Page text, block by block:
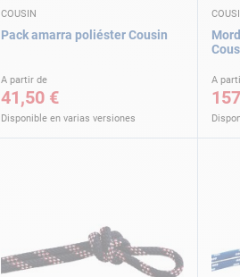
COUSIN
Pack amarra poliéster Cousin
A partir de
41,50 €
Disponible en varias versiones
A